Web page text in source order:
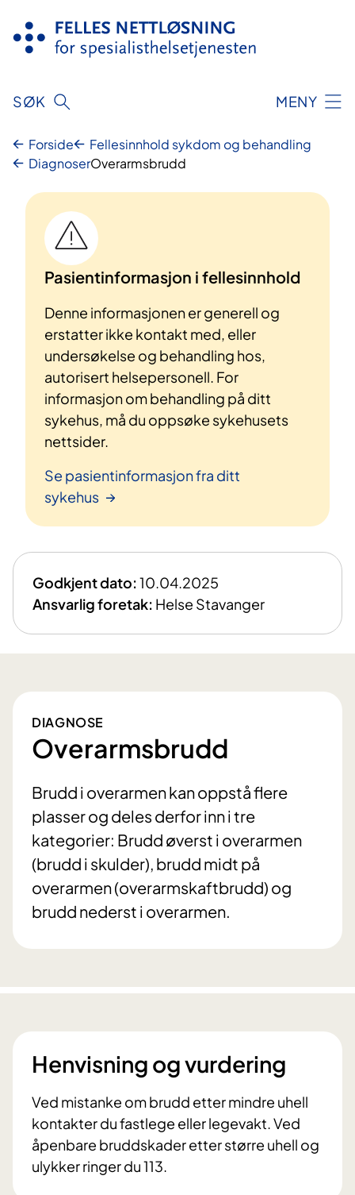
innhold
SØK MENY
Forside
Fellesinnhold sykdom og behandling
DiagnoserOverarmsbrudd
Pasientinformasjon i fellesinnhold
Denne informasjonen er generell og
erstatter ikke kontakt med, eller
undersøkelse og behandling hos,
autorisert helsepersonell. For
informasjon om behandling på ditt
sykehus, må du oppsøke sykehusets
nettsider.
Se pasientinformasjon fra ditt
sykehus
Godkjent dato:10.04.2025
Ansvarlig foretak: Helse Stavanger
DIAGNOSE
Overarmsbrudd
Brudd i overarmen kan oppstå flere
plasser og deles derfor inn i tre
kategorier: Brudd øverst i overarmen
(brudd i skulder), brudd midt på
overarmen (overarmskaftbrudd) og
brudd nederst i overarmen.
Henvisning og vurdering
Ved mistanke om brudd etter mindre uhell
kontakter du fastlege eller legevakt. Ved
åpenbare bruddskader etter større uhell og
ulykker ringer du 113.